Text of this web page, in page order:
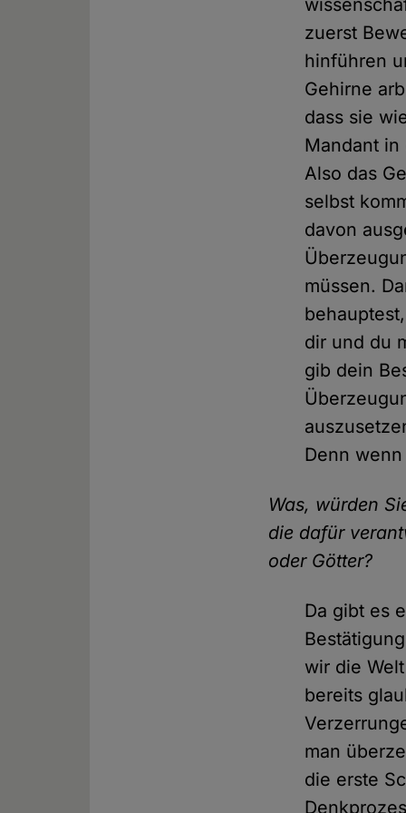
zuerst
hinführen
Gehirne
dass sie
Mandant
Also das
selbst
davon
müssen.
dir und du
gib dein
Denn
Was, würden
die dafür
oder Götter?
Da gibt es
wir die
bereits
man
die erste